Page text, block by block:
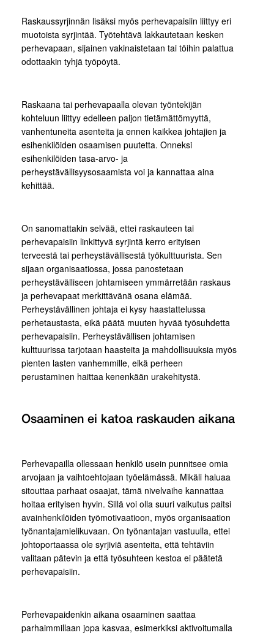
Raskaussyrjinnän lisäksi myös perhevapaisiin liittyy eri
muotoista syrjintää. Työtehtävä lakkautetaan kesken
perhevapaan, sijainen vakinaistetaan tai töihin palattua
odottaakin tyhjä työpöytä.
Raskaana tai perhevapaalla olevan työntekijän
kohteluun liittyy edelleen paljon tietämättömyyttä,
vanhentuneita asenteita ja ennen kaikkea johtajien ja
esihenkilöiden osaamisen puutetta. Onneksi
esihenkilöiden tasa-arvo- ja
perheystävällisyysosaamista voi ja kannattaa aina
kehittää.
On sanomattakin selvää, ettei raskauteen tai
perhevapaisiin linkittyvä syrjintä kerro erityisen
terveestä tai perheystävällisestä työkulttuurista. Sen
sijaan organisaatiossa, jossa panostetaan
perheystävälliseen johtamiseen ymmärretään raskaus
ja perhevapaat merkittävänä osana elämää.
Perheystävällinen johtaja ei kysy haastattelussa
perhetaustasta, eikä päätä muuten hyvää työsuhdetta
perhevapaisiin. Perheystävällisen johtamisen
kulttuurissa tarjotaan haasteita ja mahdollisuuksia myös
pienten lasten vanhemmille, eikä perheen
perustaminen haittaa kenenkään urakehitystä.
Osaaminen ei katoa raskauden aikana
Perhevapailla ollessaan henkilö usein punnitsee omia
arvojaan ja vaihtoehtojaan työelämässä. Mikäli haluaa
sitouttaa parhaat osaajat, tämä nivelvaihe kannattaa
hoitaa erityisen hyvin. Sillä voi olla suuri vaikutus paitsi
avainhenkilöiden työmotivaatioon, myös organisaation
työnantajamielikuvaan. On työnantajan vastuulla, ettei
johtoportaassa ole syrjiviä asenteita, että tehtäviin
valitaan pätevin ja että työsuhteen kestoa ei päätetä
perhevapaisiin.
Perhevapaidenkin aikana osaaminen saattaa
parhaimmillaan jopa kasvaa, esimerkiksi aktivoitumalla